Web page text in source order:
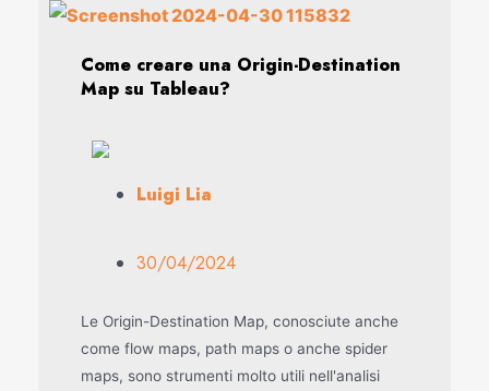
Come creare una Origin-Destination
Map su Tableau?
Luigi Lia
30/04/2024
Le Origin-Destination Map, conosciute anche
come flow maps, path maps o anche spider
maps, sono strumenti molto utili nell'analisi